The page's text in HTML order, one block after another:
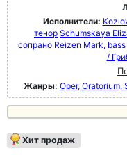
Исполнители:
тенор Schumskaya
сопрано Reizen Mark,
/
Жанры: Oper, Oratorium,
Хит продаж